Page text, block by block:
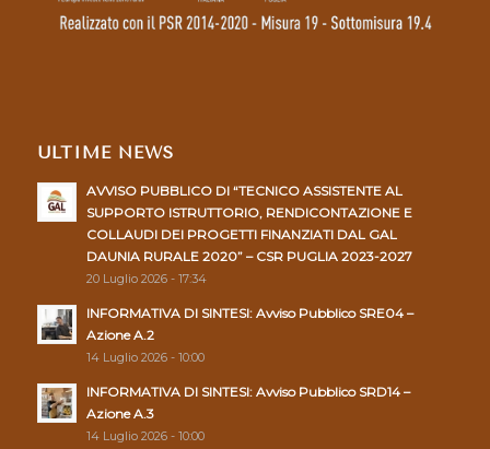
ULTIME NEWS
AVVISO PUBBLICO DI “TECNICO ASSISTENTE AL
SUPPORTO ISTRUTTORIO, RENDICONTAZIONE E
COLLAUDI DEI PROGETTI FINANZIATI DAL GAL
DAUNIA RURALE 2020” – CSR PUGLIA 2023-2027
20 Luglio 2026 - 17:34
INFORMATIVA DI SINTESI: Avviso Pubblico SRE04 –
Azione A.2
14 Luglio 2026 - 10:00
INFORMATIVA DI SINTESI: Avviso Pubblico SRD14 –
Azione A.3
14 Luglio 2026 - 10:00